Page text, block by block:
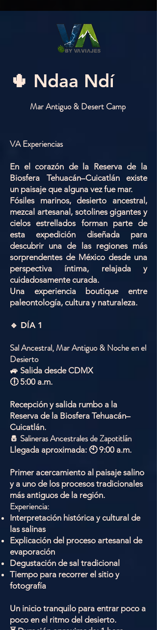
🌵 Ndaa Ndí
VA Experiencias
En el corazón de la Reserva de la
Biosfera Tehuacán–Cuicatlán existe
un paisaje que alguna vez fue mar.
Fósiles marinos, desierto ancestral,
mezcal artesanal, sotolines gigantes y
cielos estrellados forman parte de
esta expedición diseñada para
descubrir una de las regiones más
sorprendentes de México desde una
perspectiva íntima, relajada y
cuidadosamente curada.
Una experiencia boutique entre
paleontología, cultura y naturaleza.
🔹 DÍA 1
Sal Ancestral, Mar Antiguo & Noche en el
Desierto
🚙 Salida desde CDMX
🕕 5:00 a.m.
Recepción y salida rumbo a la
Reserva de la Biosfera Tehuacán–
Cuicatlán.
🧂 Salineras Ancestrales de Zapotitlán
Llegada aproximada: 🕙 9:00 a.m.
Primer acercamiento al paisaje salino
y a uno de los procesos tradicionales
más antiguos de la región.
Experiencia:
Interpretación histórica y cultural de
las salinas
Explicación del proceso artesanal de
evaporación
Degustación de sal tradicional
Tiempo para recorrer el sitio y
fotografía
Un inicio tranquilo para entrar poco a
poco en el ritmo del desierto.
Mar Antiguo & Desert Camp